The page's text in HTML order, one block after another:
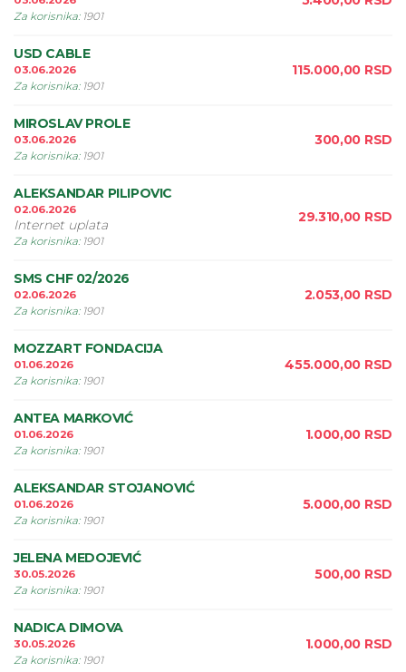
Za korisnika: 1901
USD CABLE
03.06.2026
Za korisnika: 1901
115.000,00 RSD
MIROSLAV PROLE
03.06.2026
Za korisnika: 1901
300,00 RSD
ALEKSANDAR PILIPOVIC
02.06.2026
Internet uplata
Za korisnika: 1901
29.310,00 RSD
SMS CHF 02/2026
02.06.2026
Za korisnika: 1901
2.053,00 RSD
MOZZART FONDACIJA
01.06.2026
Za korisnika: 1901
455.000,00 RSD
ANTEA MARKOVIĆ
01.06.2026
Za korisnika: 1901
1.000,00 RSD
ALEKSANDAR STOJANOVIĆ
01.06.2026
Za korisnika: 1901
5.000,00 RSD
JELENA MEDOJEVIĆ
30.05.2026
Za korisnika: 1901
500,00 RSD
NADICA DIMOVA
30.05.2026
Za korisnika: 1901
1.000,00 RSD